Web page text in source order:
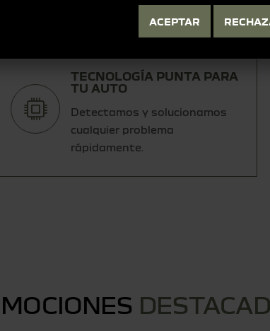
TECNOLOGÍA PUNTA PARA
TU AUTO
Detectamos y solucionamos
cualquier problema
rápidamente.
ACEPTAR